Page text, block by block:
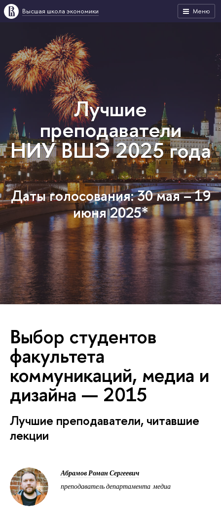
Меню
Высшая школа экономики
Лучшие
преподаватели
НИУ ВШЭ 2025 года
Даты голосования: 30 мая – 19
июня 2025*
Выбор студентов
факультета
коммуникаций, медиа и
дизайна — 2015
Лучшие преподаватели, читавшие
лекции
Абрамов Роман Сергеевич
преподаватель департамента медиа